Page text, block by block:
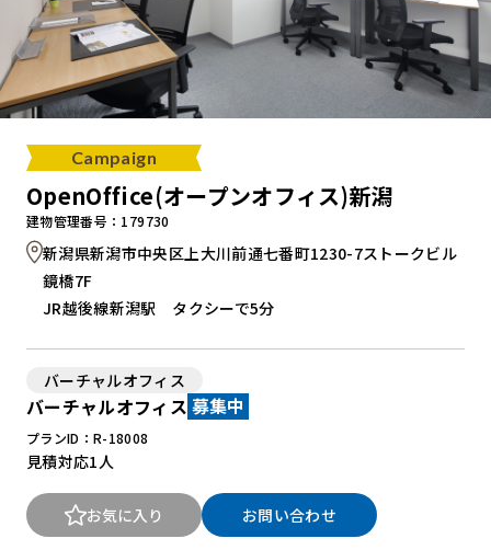
Campaign
OpenOffice(オープンオフィス)新潟
建物管理番号：179730
新潟県新潟市中央区上大川前通七番町1230-7ストークビル
鏡橋7F
JR越後線新潟駅 タクシーで5分
バーチャルオフィス
バーチャルオフィス 募集中
プランID：R-18008
見積対応1人
お気に入り お問い合わせ